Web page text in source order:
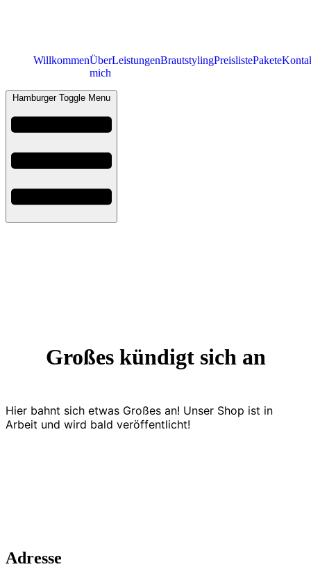
WillkommenÜber
mich
LeistungenBrautstylingPreislistePakete
Hamburger Toggle Menu
Großes kündigt sich an
Hier bahnt sich etwas Großes an! Unser Shop ist in
Arbeit und wird bald veröffentlicht!
Adresse